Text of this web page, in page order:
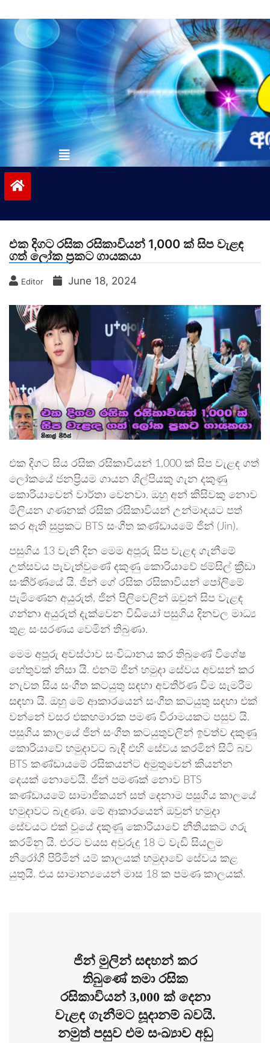
to
contentvinivida.lk
එක දිගට රසික රසිකාවියන් 1,000 ක් සිප වැළඳ
ගත් ලෝක ප්‍රකට ගායකයා
Editor June 18, 2024
එක දිගට සිය රසික රසිකාවියන් 1,000 ක් සිප වැළඳ ගත්
ලෝකයේ ජනප්‍රියම ගායන ශිල්පියකු ගැන දකුණු
කොරියාවෙන් වාර්තා වෙනවා. ඔහු අන් කිසිවකු නොව
මිලියන ගණනක් රසික රසිකාවියන් උන්මාදයට පත්
කර ඇති සුප්‍රකට BTS සංගීත කණ්ඩායමේ ජින් (Jin).
පසුගිය 13 වැනි දින මෙම අපූරු සිප වැළඳ ගැනීමේ
උත්සවය පැවැත්වුණේ දකුණු කොරියාවේ ජම්සිල් ක්‍රීඩා
සංකීර්ණයේ යි. ජින් ගේ රසික රසිකාවියන් පෝලිමේ
පැමිණෙන අයුරුත්, ජින් පිලිවෙලින් ඔවුන් සිප වැළඳ
ගන්නා අයුරුත් දැක්වෙන විඩියෝ පසුගිය දිනවල මාධ්‍ය
තුළ සංසරණය වෙමින් තිබුණා.
මෙම අපූරු අවස්ථාව සංවිධානය කර තිබුණේ විශේෂ
හේතුවක් නිසා යි. එනම් ජින් හමුදා සේවය අවසන් කර
නැවත සිය සංගීත කටයුතු සඳහා අවතීර්ණ වීම සැමරීම
සඳහා යි. ඔහු මේ ආකාරයෙන් සංගීත කටයුතු සඳහා එක්
වන්නේ වසර එකහමාරක පමණ විරාමයකට පසුව යි.
පසුගිය කාලයේ ජින් සංගීත කටයුතුවලින් ඉවත්ව දකුණු
කොරියාවේ හමුදාවට බැඳී එහි සේවය කරමින් සිටි බව
BTS කණ්ඩායමේ රසිකයන්ට අමුතුවෙන් කියන්න
දෙයක් නොවෙයි. ජින් පමණක් නොව BTS
කණ්ඩායමේ සාමාජිකයන් සත් දෙනාම පසුගිය කාලයේ
හමුදාවට බැඳුණා. මේ ආකාරයෙන් ඔවුන් හමුදා
සේවයට එක් වූයේ දකුණු කොරියාවේ නීතියකට ගරු
කරමිනු යි. එරට වයස අවුරුදු 18 ට වැඩි සියලුම
නිරෝගී පිරිමින් යම් කාලයක් හමුදාවේ සේවය කළ
යුතුයි. එය සාමාන්‍යයෙන් මාස 18 ක පමණ කාලයක්.
ජින් මුලින් සඳහන් කර
තිබුණේ තමා රසික
රසිකාවියන් 3,000 ක් දෙනා
වැළඳ ගැනීමට සූදානම් බවයි.
නමුත් පසුව එම සංඛ්‍යාව අඩු